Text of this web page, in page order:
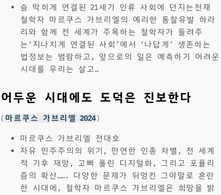
숨 막히게 연결된 21세기 인류 사회에 던지는천재
철학자 마르쿠스 가브리엘의 예리한 통찰유발 하라
리와 함께 전 세계가 주목하는 철학자가 들려주
는‘지나치게 연결된 사회’에서 ‘나답게’ 생존하는
법정보는 범람하고, 앞으로의 일은 예측하기 어려운
시대를 우리는 살고…
어두운 시대에도 도덕은 진보한다
( 마르쿠스 가브리엘 2024)
마르쿠스 가브리엘 전대호
자유 민주주의의 위기, 만연한 인종 차별, 전 세계
적 기후 재앙, 고삐 풀린 디지털화, 그리고 포퓰리
즘의 확산……. 다양한 문제가 뒤엉킨 그야말로 혼란
한 시대에, 철학자 마르쿠스 가브리엘은 희망을 밝